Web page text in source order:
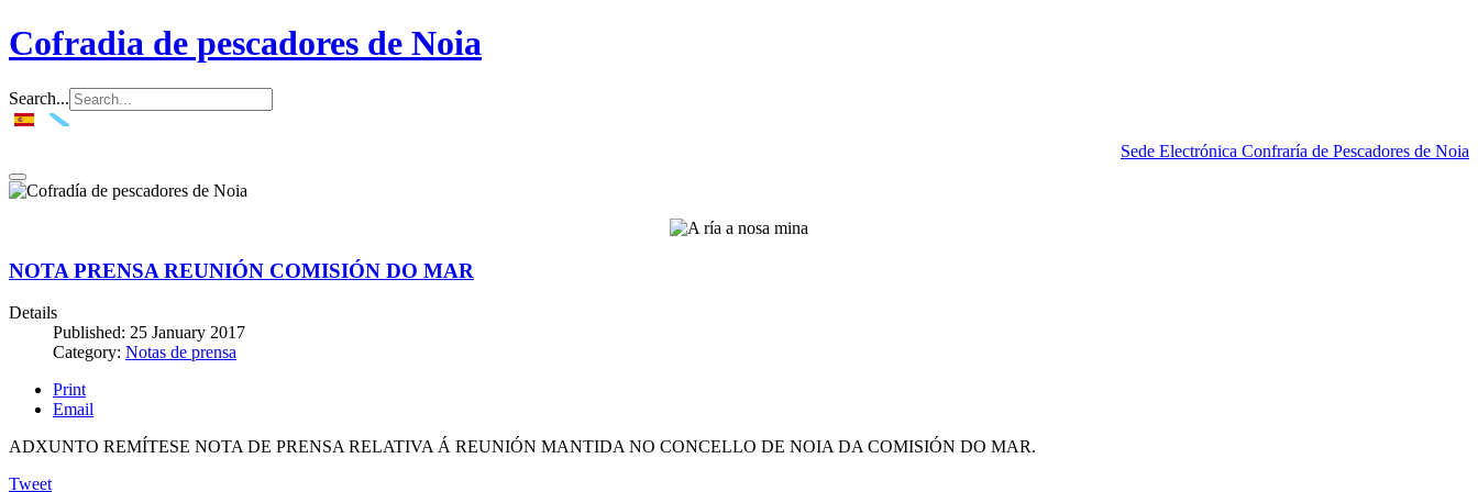
Cofradia de pescadores de Noia
Search...
Sede Electrónica Confraría de Pescadores de Noia
NOTA PRENSA REUNIÓN COMISIÓN DO MAR
Details
Published: 25 January 2017
Category: Notas de prensa
Print
Email
ADXUNTO REMÍTESE NOTA DE PRENSA RELATIVA Á REUNIÓN MANTIDA NO CONCELLO DE NOIA DA COMISIÓN DO MAR.
Tweet